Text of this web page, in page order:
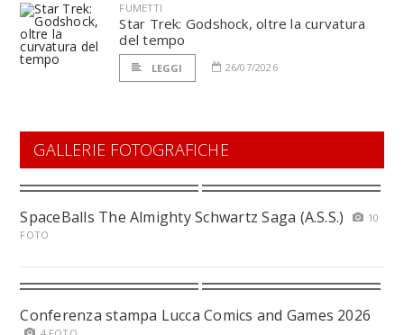
FUMETTI
Star Trek: Godshock, oltre la curvatura
del tempo
LEGGI 26/07/2026
GALLERIE FOTOGRAFICHE
SpaceBalls The Almighty Schwartz Saga (A.S.S.)
10
FOTO
Conferenza stampa Lucca Comics and Games 2026